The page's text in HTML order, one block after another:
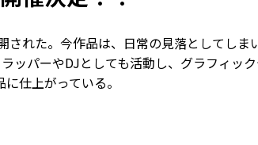
れた。今作品は、日常の見落としてしま
ッパーやDJとしても活動し、グラフィッ
仕上がっている。